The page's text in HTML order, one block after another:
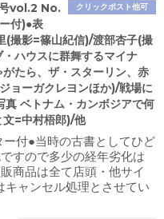
クリックポスト他可
vol.2 No.
付)●表
(撮影=篠山紀信)/渡部杏子(撮
ハウスに群舞するマイナ
たら、ザ・スターリン、赤
ョーガクレヨンほか)/戦場に
ベトナム・カンボジアで何
=中村梧郎)/他
付●当時の古書としてひど
すので多少の経年劣化は
商品は全て店頭・他サイ
キャンセル処理とさせてい